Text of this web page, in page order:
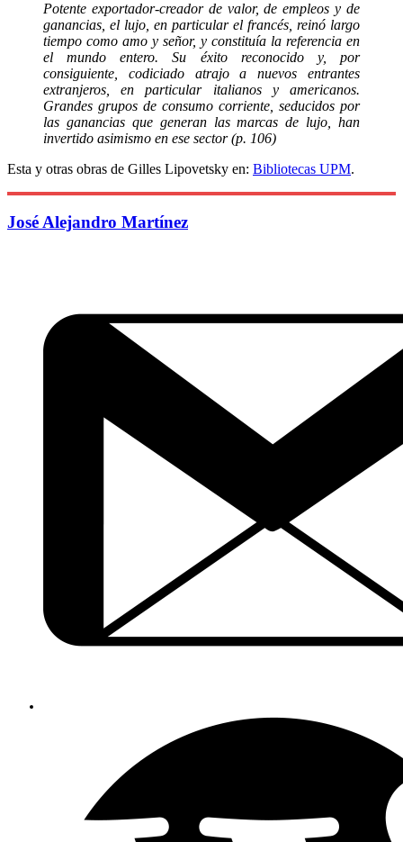
Potente exportador-creador de valor, de empleos y de
ganancias, el lujo, en particular el francés, reinó largo
tiempo como amo y señor, y constituía la referencia en
el mundo entero. Su éxito reconocido y, por
consiguiente, codiciado atrajo a nuevos entrantes
extranjeros, en particular italianos y americanos.
Grandes grupos de consumo corriente, seducidos por
las ganancias que generan las marcas de lujo, han
invertido asimismo en ese sector (p. 106)
Esta y otras obras de Gilles Lipovetsky en: Bibliotecas UPM.
José Alejandro Martínez